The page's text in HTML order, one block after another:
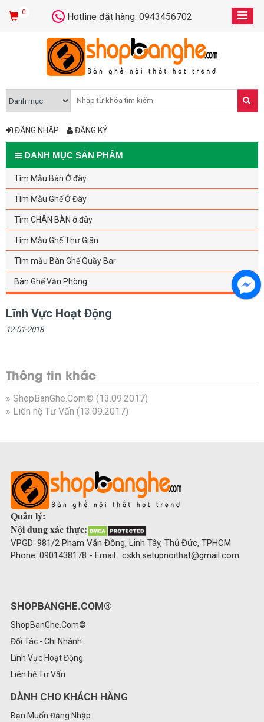
0 Hotline đặt hàng: 0943456702
ĐĂNG NHẬP ĐĂNG KÝ
DANH MỤC SẢN PHẨM
Tìm Mẫu Bàn Ở đây
Tìm Mẫu Ghế Ở Đây
Tìm CHÂN BÀN ở đây
Tìm Mẫu Ghế Thư Giãn
Tìm mẫu Bàn Ghế Quầy Bar
Bàn Ghế Văn Phòng
Lĩnh Vực Hoạt Động
12-01-2018
Thông tin khác
» ShopBanGhe.Com© (13.09.2017)
» Liên hệ Tư Vấn (13.09.2017)
Quản lý:
Nội dung xác thực:
VPGD: 981/2 Phạm Văn Đồng, Linh Tây, Thủ Đức, TPHCM
Phone: 0901438178 - Email: cskh.setupnoithat@gmail.com
SHOPBANGHE.COM®
ShopBanGhe.Com©
Đối Tác - Chi Nhánh
Lĩnh Vực Hoạt Động
Liên hệ Tư Vấn
DÀNH CHO KHÁCH HÀNG
Bạn Muốn Đăng Nhập